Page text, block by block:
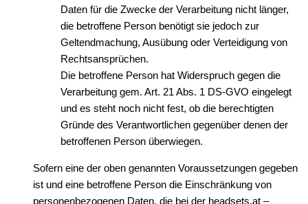
Daten für die Zwecke der Verarbeitung nicht länger,
die betroffene Person benötigt sie jedoch zur
Geltendmachung, Ausübung oder Verteidigung von
Rechtsansprüchen.
Die betroffene Person hat Widerspruch gegen die
Verarbeitung gem. Art. 21 Abs. 1 DS-GVO eingelegt
und es steht noch nicht fest, ob die berechtigten
Gründe des Verantwortlichen gegenüber denen der
betroffenen Person überwiegen.
Sofern eine der oben genannten Voraussetzungen gegeben
ist und eine betroffene Person die Einschränkung von
personenbezogenen Daten, die bei der headsets.at –